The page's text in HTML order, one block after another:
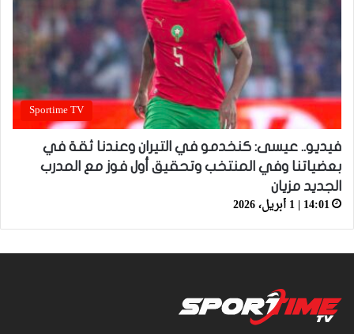
Sportime TV
فيديو.. عيسى: كنخدمو في التيران وعندنا ثقة في
بعضياتنا وفي المنتخب وتحقيق أول فوز مع المدرب
الجديد مزيان
14:01 | 1 أبريل، 2026